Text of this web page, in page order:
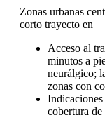
Zonas urbanas
corto trayecto en
Acceso al
minutos a
neurálgico;
zonas con
cobertura